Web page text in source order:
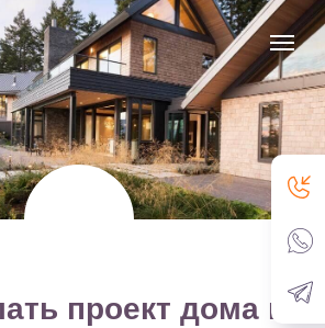
проект дома и